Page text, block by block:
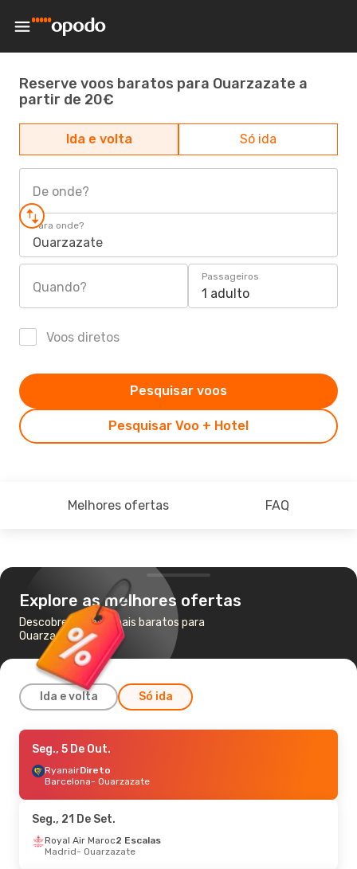
Reserve voos baratos para Ouarzazate a
partir de 20€
Ida e volta Só ida
De onde?
Para onde?
Ouarzazate
Quando?
Passageiros
1 adulto
Voos diretos
Pesquisar Voo + Hotel
Pesquisar voos
Melhores ofertas FAQ
Explore as melhores ofertas
Descobre os voos mais baratos para
Ouarzazate
Ida e volta Só ida
Sex., 23 De Out.
Royal Air Maroc
Lisboa- Ouarzazate
Ouarzazate- Lisboa
Sex., 18 De Set.- Sex., 25 De Set.
Seg., 5 De Out.
RyanairDireto
Barcelona- Ouarzazate
Seg., 21 De Set.
Royal Air Maroc2 Escalas
Madrid- Ouarzazate